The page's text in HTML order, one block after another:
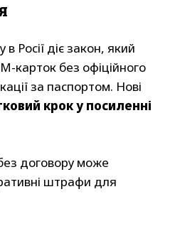
в Росії діє закон, який
карток без офіційного
за паспортом. Нові
крок у посиленні
договору може
штрафи для